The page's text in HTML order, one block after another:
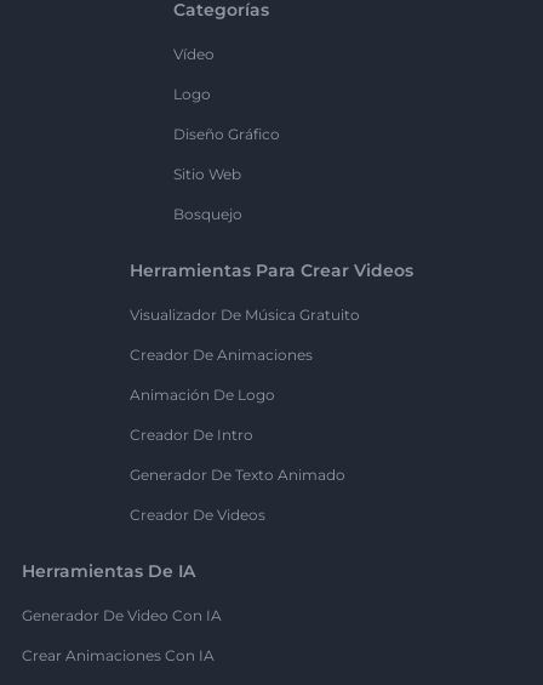
Categorías
Vídeo
Logo
Diseño Gráfico
Sitio Web
Bosquejo
Herramientas Para Crear Videos
Visualizador De Música Gratuito
Creador De Animaciones
Animación De Logo
Creador De Intro
Generador De Texto Animado
Creador De Videos
Herramientas De IA
Generador De Video Con IA
Crear Animaciones Con IA